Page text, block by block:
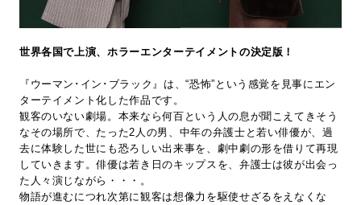
世界各国で上演、ホラーエンターテイメントの決定版！
『ウーマン･イン･ブラック』は、“恐怖”という感覚を見事にエン
ターテイメント化した作品です。
観客のいない劇場。本来なら何百という人の息が聞こえてきそう
なその場所で、たった2人の男、中年の弁護士と若い俳優が、過
去に体験した世にも恐ろしい出来事を、劇中劇の形を借りて再現
していきます。俳優は若き日のキップスを、弁護士は彼が出会っ
た人々演じながら・・・。
物語が進むにつれ次第に観客は想像力を駆使せざるをえなくな